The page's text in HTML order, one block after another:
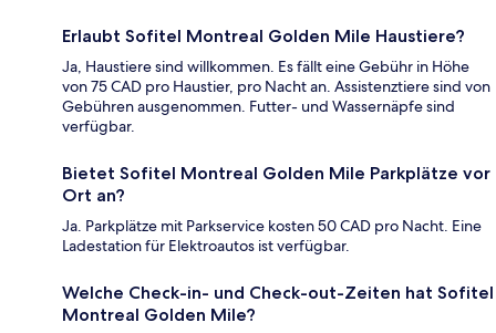
Erlaubt Sofitel Montreal Golden Mile Haustiere?
Ja, Haustiere sind willkommen. Es fällt eine Gebühr in Höhe
von 75 CAD pro Haustier, pro Nacht an. Assistenztiere sind von
Gebühren ausgenommen. Futter- und Wassernäpfe sind
verfügbar.
Bietet Sofitel Montreal Golden Mile Parkplätze vor
Ort an?
Ja. Parkplätze mit Parkservice kosten 50 CAD pro Nacht. Eine
Ladestation für Elektroautos ist verfügbar.
Welche Check-in- und Check-out-Zeiten hat Sofitel
Montreal Golden Mile?